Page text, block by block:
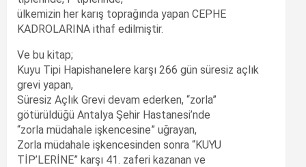
ülkemizin her karış toprağında yapan CEPHE
KADROLARINA ithaf edilmiştir.
Ve bu kitap;
Kuyu Tipi Hapishanelere karşı 266 gün süresiz açlık
grevi yapan,
Süresiz Açlık Grevi devam ederken, “zorla”
götürüldüğü Antalya Şehir Hastanesi’nde
“zorla müdahale işkencesine” uğrayan,
Zorla müdahale işkencesinden sonra “KUYU
TİP’LERİNE” karşı 41. zaferi kazanan ve